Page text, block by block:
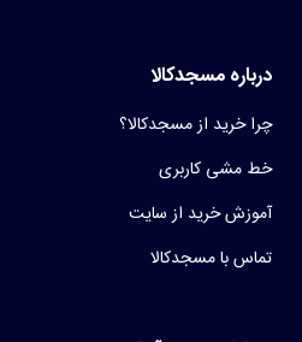
درباره مسجدکالا
چرا خرید از مسجدکالا؟
خط مشی کاربری
آموزش خرید از سایت
تماس با مسجدکالا